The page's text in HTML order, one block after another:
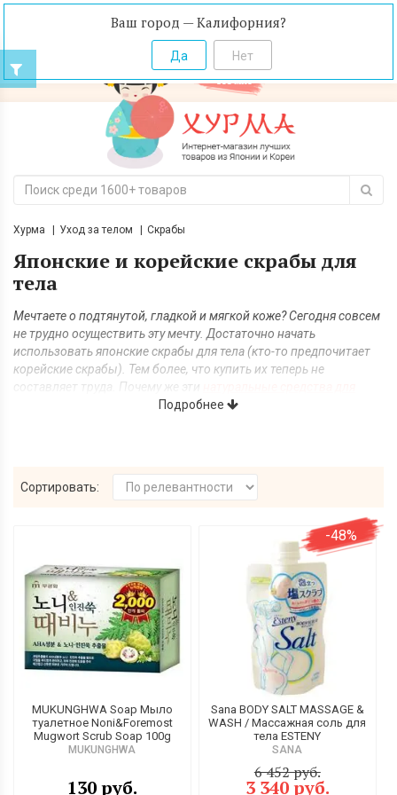
Ваш город — Калифорния?
Хурма Уход за телом Скрабы
Японские и корейские скрабы для
тела
Мечтаете о подтянутой, гладкой и мягкой коже? Сегодня совсем
не трудно осуществить эту мечту. Достаточно начать
использовать японские скрабы для тела (кто-то предпочитает
корейские скрабы). Тем более, что купить их теперь не
составляет труда. Почему же эти
стали такими популярными среди жителей
Эффект скрабов для тела из Японии и
Основными средствами по уходу за кожей стали именно
отшелушивающие и преображающие внешний вид скрабы
для тела. Они востребованы не только среди женщин, но и
прекрасным пилинг-инструментом и лучшей альтернативой
Подробнее
Сортировать:
MUKUNGHWA Soap Мыло
туалетное Noni&Foremost
Mugwort Scrub Soap 100g
MUKUNGHWA
130 руб.
-48%
Sana BODY SALT MASSAGE &
WASH / Массажная соль для
тела ESTENY
SANA
6 452 руб.
3 340 руб.